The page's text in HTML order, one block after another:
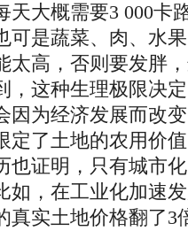
天大概需要3 000卡
可是蔬菜、肉、水
太高，否则要发胖
，这种生理极限决
因为经济发展而改
定了土地的农用价
证明，只有城市化
如，在工业化加速
真实土地价格翻了3